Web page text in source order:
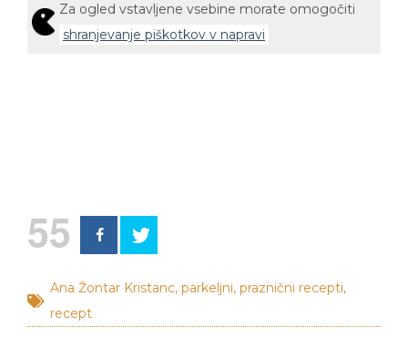
Za ogled vstavljene vsebine morate omogočiti
shranjevanje piškotkov v napravi
55
Ana Žontar Kristanc, parkeljni, praznični recepti,
recept